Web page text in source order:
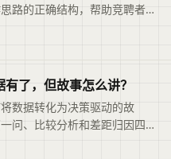
路的正确结构，帮助竞聘者
了，但故事怎么讲？
数据转化为决策驱动的故
问、比较分析和差距归因四